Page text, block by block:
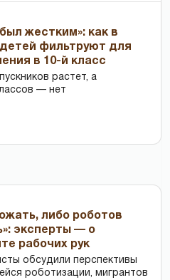
жестким»: как в
фильтруют для
в 10-й класс
растет, а
— нет
либо роботов
эксперты — о
рабочих рук
обсудили перспективы
роботизации, мигрантов